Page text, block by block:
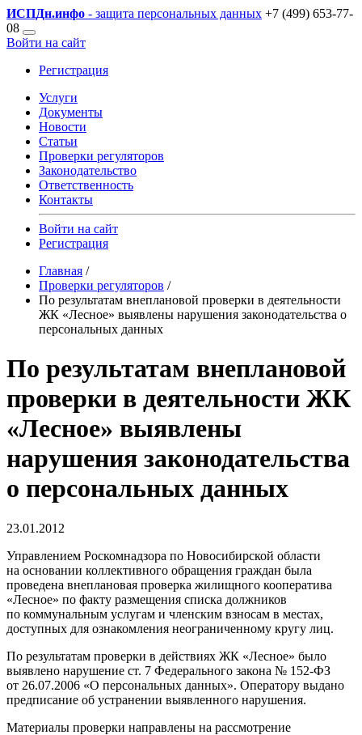
ИСПДн.инфо - защита персональных данных +7 (499) 653-77-
08
Войти на сайт
Регистрация
Услуги
Документы
Новости
Статьи
Проверки регуляторов
Законодательство
Ответственность
Контакты
Войти на сайт
Регистрация
Главная /
Проверки регуляторов /
По результатам внеплановой проверки в деятельности
ЖК «Лесное» выявлены нарушения законодательства о
персональных данных
По результатам внеплановой
проверки в деятельности ЖК
«Лесное» выявлены
нарушения законодательства
о персональных данных
23.01.2012
Управлением Роскомнадзора по Новосибирской области
на основании коллективного обращения граждан была
проведена внеплановая проверка жилищного кооператива
«Лесное» по факту размещения списка должников
по коммунальным услугам и членским взносам в местах,
доступных для ознакомления неограниченному кругу лиц.
По результатам проверки в действиях ЖК «Лесное» было
выявлено нарушение ст. 7 Федерального закона № 152-ФЗ
от 26.07.2006 «О персональных данных». Оператору выдано
предписание об устранении выявленного нарушения.
Материалы проверки направлены на рассмотрение